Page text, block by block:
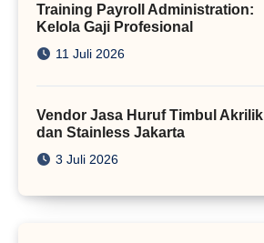
Training Payroll Administration:
Kelola Gaji Profesional
11 Juli 2026
Vendor Jasa Huruf Timbul Akrilik
dan Stainless Jakarta
3 Juli 2026